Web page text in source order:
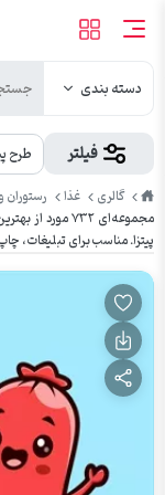
دسته بندی
فیلتر طرح
طرح
پیک
گالری غذا
مجموعه‌ای ۷۳۲
پیتزا. مناسب برای تبلیغات،